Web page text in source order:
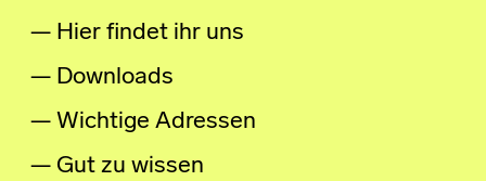
Hier findet ihr uns
Downloads
Wichtige Adressen
Gut zu wissen